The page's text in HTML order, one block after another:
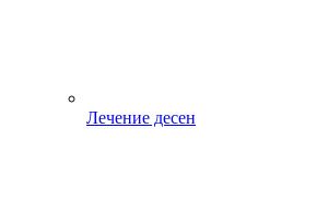
Лечение десен